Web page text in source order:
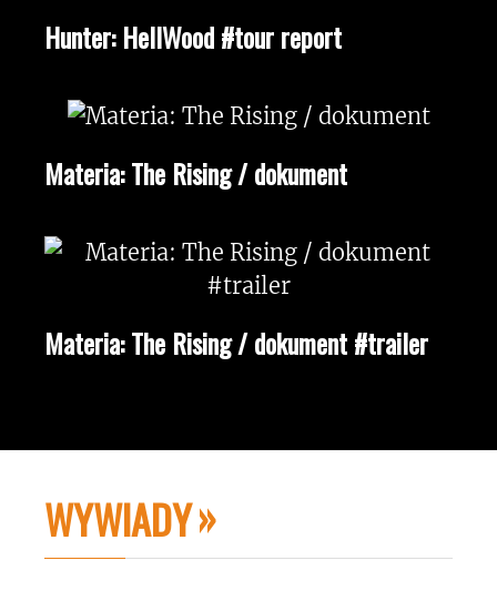
Hunter: HellWood #tour report
Materia: The Rising / dokument
Materia: The Rising / dokument #trailer
WYWIADY